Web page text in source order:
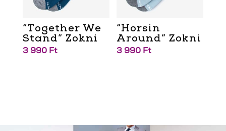
“Together We
Stand” Zokni
3 990 Ft
“Horsin
Around” Zokni
3 990 Ft